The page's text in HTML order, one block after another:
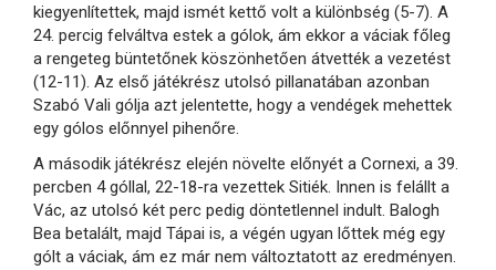
kiegyenlítettek, majd ismét kettő volt a különbség (5-7). A
24. percig felváltva estek a gólok, ám ekkor a váciak főleg
a rengeteg büntetőnek köszönhetően átvették a vezetést
(12-11). Az első játékrész utolsó pillanatában azonban
Szabó Vali gólja azt jelentette, hogy a vendégek mehettek
egy gólos előnnyel pihenőre.
A második játékrész elején növelte előnyét a Cornexi, a 39.
percben 4 góllal, 22-18-ra vezettek Sitiék. Innen is felállt a
Vác, az utolsó két perc pedig döntetlennel indult. Balogh
Bea betalált, majd Tápai is, a végén ugyan lőttek még egy
gólt a váciak, ám ez már nem változtatott az eredményen.